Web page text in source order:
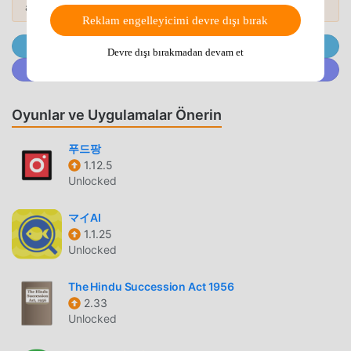
yükleyebilirsiniz. Ne duruyorsun, şimdi moddroid'i indir!
KULLANIŞLI ÖZELLIKLER
Portuguese Translator Popüler bir life uygulaması olarak,
Geleneksel life uygulamalarıyla karşılaştırıldığında,
güçlü işlevler sağlar. Sadece Portuguese Translator 25.11
indirip kurmanız yeterlidir, tüm fonksiyonları kolayca
moddroid, hayranların birbirleriyle deneyim alışverişinde
bulunmaları, uygulamada karşılaştıkları mutlulukları
paylaşmaları için life uygulamasını da destekler, ne
EŞSIZ MOD
atın.
@MODDROID.CO'ya Telegram Kanalında Katılın
Oyunlar ve Uygulamalar Önerin
푸드팡
1.12.5
Unlocked
マイAI
1.1.25
Unlocked
The Hindu Succession Act 1956
2.33
Unlocked
Reklam engelleyicimi devre dışı bırak
Devre dışı bırakmadan devam et